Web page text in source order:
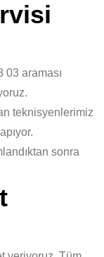
03 araması
teknisyenlerimiz
sonra